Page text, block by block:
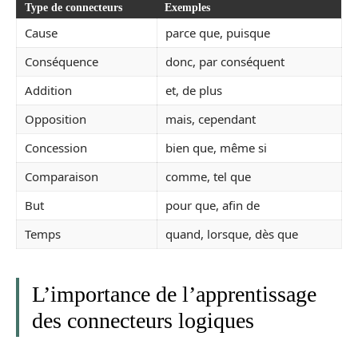
Type de connecteurs Exemples
Cause
parce que, puisque
Conséquence
donc, par conséquent
Addition
et, de plus
Opposition
mais, cependant
Concession
bien que, même si
Comparaison
comme, tel que
But
pour que, afin de
Temps
quand, lorsque, dès que
L’importance de l’apprentissage
des connecteurs logiques